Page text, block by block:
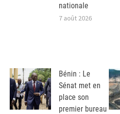
nationale
7 août 2026
Bénin : Le
Sénat met en
place son
premier bureau